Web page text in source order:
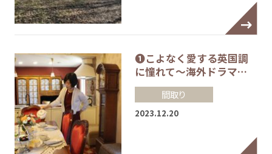
❶こよなく愛する英国調
に憧れて～海外ドラマ…
間取り
2023.12.20